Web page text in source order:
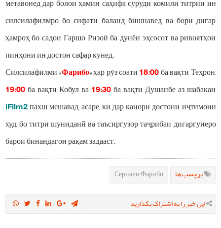
метавонед дар болои ҳамин саҳифа суруди комили титрии ин
силсилафилмро бо сифати баланд бишнавед ва бори дигар
ҳамроҳ бо садои Гаршо Ризоӣ ба дунёи эҳсосот ва ривоятҳои
пинҳони ин достон сафар кунед.
Силсилафилми «Фарибо» ҳар рӯз соати18:00ба вақти Теҳрон,
19:00ба вақти Кобул ва19:30ба вақти Душанбе аз шабакаи
iFilm2пахш мешавад; асаре, ки дар канори достони иҷтимоии
худ, бо титри шуниданӣ ва таъсиргузор таҷрибаи дигаргунеро
барои бинандагон рақам задааст.
برچسب ها Сериали Фарибо
این خبر را به اشتراک بگذارید